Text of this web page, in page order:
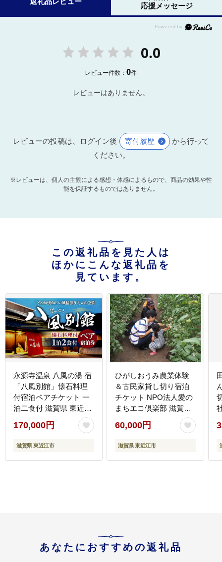
応援メッセージ
0.0
レビュー件数：0件
レビューはありません。
レビューの投稿は、ログイン後 寄付履歴
から行って
ください。
※レビューは、個人の主観による感想・体感によるもので、商品の効果や性
能を保証するものではありません。
この返礼品を見た人は
ほかにこんな返礼品を
見ています。
永源寺温泉 八風の湯 宿
「八風別館」懐石料理
付宿泊ペアチケット 一
泊二食付 滋賀県 東近江
市 AG10 永源寺 温泉 宿
泊 旅行 旅館 露天風呂
懐石料理 夫婦 デート
170,000円
滋賀県 東近江市
ひがしおうみ農業体験
＆古民家貸し切り宿泊
チケット NPO法人愛の
まちエコ倶楽部 滋賀県
東近江市 F24 宿泊券 体
験型 農業体験 古民家 貸
切 滋賀
60,000円
滋賀県 東近江市
あなたにおすすめの返礼品